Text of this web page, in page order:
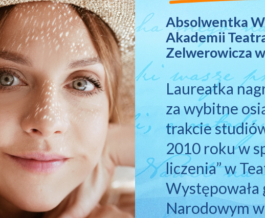
Absolwentka
Akademii
Zelwerowicza
Laureatka
za wybitne
trakcie
2010 roku w
liczenia” w
Występowała
Narodowym